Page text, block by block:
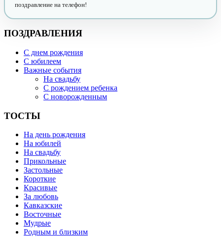
поздравление на телефон!
ПОЗДРАВЛЕНИЯ
С днем рождения
С юбилеем
Важные события
На свадьбу
С рождением ребенка
С новорожденным
ТОСТЫ
На день рождения
На юбилей
На свадьбу
Прикольные
Застольные
Короткие
Красивые
За любовь
Кавказские
Восточные
Мудрые
Родным и близким